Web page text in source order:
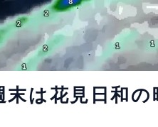
は花見日和